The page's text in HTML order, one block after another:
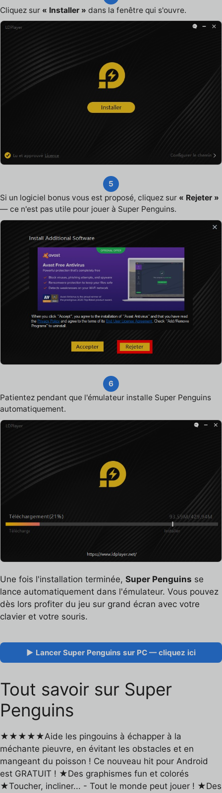
Cliquez sur « Installer » dans la fenêtre qui s'ouvre.
5
Si un logiciel bonus vous est proposé, cliquez sur « Rejeter »
— ce n'est pas utile pour jouer à Super Penguins.
6
Patientez pendant que l'émulateur installe Super Penguins
automatiquement.
Une fois l'installation terminée, Super Penguins se
lance automatiquement dans l'émulateur. Vous pouvez
dès lors profiter du jeu sur grand écran avec votre
clavier et votre souris.
▶ Lancer Super Penguins sur PC — cliquez ici
Tout savoir sur Super
Penguins
★★★★★Aide les pingouins à échapper à la
méchante pieuvre, en évitant les obstacles et en
mangeant du poisson ! Ce nouveau hit pour Android
est GRATUIT ! ★Des graphismes fun et colorés
★Toucher, incliner... - Tout le monde peut jouer ! ★Des